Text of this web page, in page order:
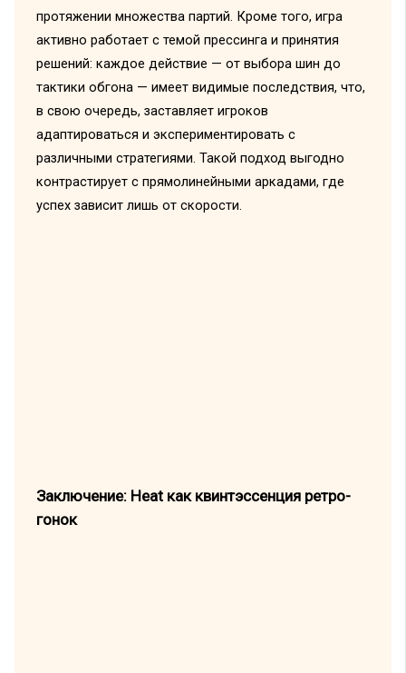
протяжении множества партий. Кроме того, игра
активно работает с темой прессинга и принятия
решений: каждое действие — от выбора шин до
тактики обгона — имеет видимые последствия, что,
в свою очередь, заставляет игроков
адаптироваться и экспериментировать с
различными стратегиями. Такой подход выгодно
контрастирует с прямолинейными аркадами, где
успех зависит лишь от скорости.
Заключение: Heat как квинтэссенция ретро-
гонок